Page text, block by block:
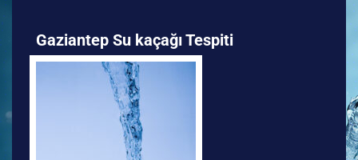
Gaziantep Su kaçağı Tespiti